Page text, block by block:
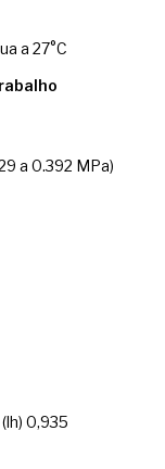
a 27°C
a 0.392 MPa)
0,935